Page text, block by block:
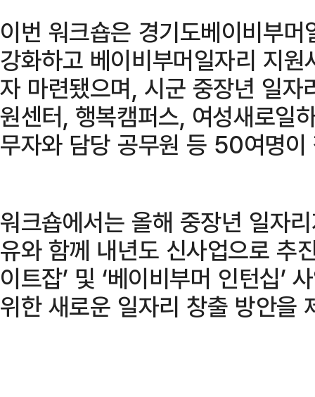
이번 워크숍은 경기도베이비부
강화하고 베이비부머일자리 지
자 마련됐으며, 시군 중장년 일자
원센터, 행복캠퍼스, 여성새로일
무자와 담당 공무원 등 50여명이
워크숍에서는 올해 중장년 일자
유와 함께 내년도 신사업으로 추
이트잡’ 및 ‘베이비부머 인턴십’
위한 새로운 일자리 창출 방안을